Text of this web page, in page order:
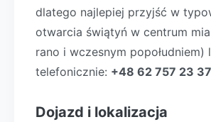
dlatego najlepiej przyjść w
otwarcia świątyń w centrum
rano i wczesnym popołudniem)
telefonicznie: +48 62 757 23 37
Dojazd i lokalizacja